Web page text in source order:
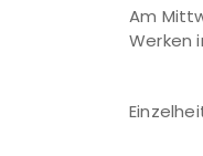
Am
Werken